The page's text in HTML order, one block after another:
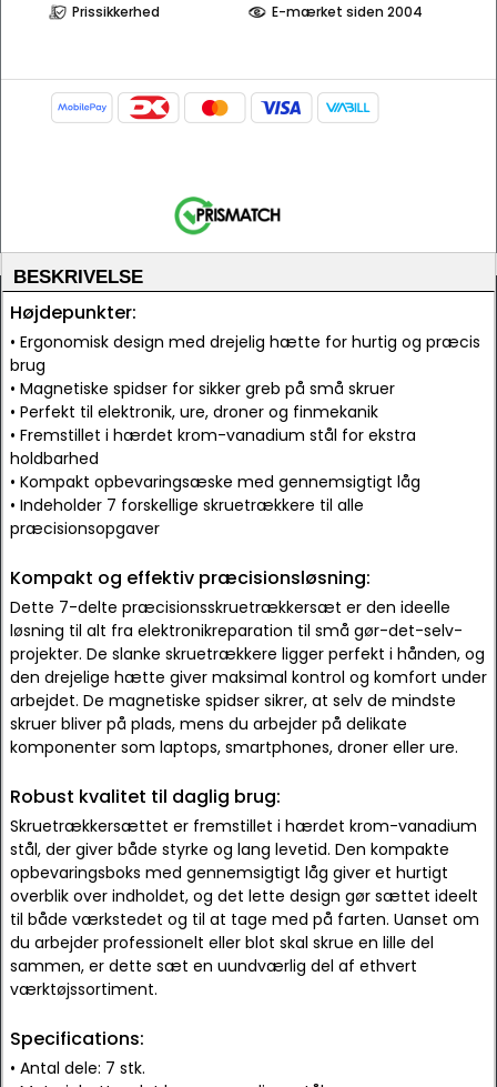
Prissikkerhed
E-mærket siden 2004
BESKRIVELSE
Højdepunkter:
• Ergonomisk design med drejelig hætte for hurtig og præcis
brug
• Magnetiske spidser for sikker greb på små skruer
• Perfekt til elektronik, ure, droner og finmekanik
• Fremstillet i hærdet krom-vanadium stål for ekstra
holdbarhed
• Kompakt opbevaringsæske med gennemsigtigt låg
• Indeholder 7 forskellige skruetrækkere til alle
præcisionsopgaver
Kompakt og effektiv præcisionsløsning:
Dette 7-delte præcisionsskruetrækkersæt er den ideelle
løsning til alt fra elektronikreparation til små gør-det-selv-
projekter. De slanke skruetrækkere ligger perfekt i hånden, og
den drejelige hætte giver maksimal kontrol og komfort under
arbejdet. De magnetiske spidser sikrer, at selv de mindste
skruer bliver på plads, mens du arbejder på delikate
komponenter som laptops, smartphones, droner eller ure.
Robust kvalitet til daglig brug:
Skruetrækkersættet er fremstillet i hærdet krom-vanadium
stål, der giver både styrke og lang levetid. Den kompakte
opbevaringsboks med gennemsigtigt låg giver et hurtigt
overblik over indholdet, og det lette design gør sættet ideelt
til både værkstedet og til at tage med på farten. Uanset om
du arbejder professionelt eller blot skal skrue en lille del
sammen, er dette sæt en uundværlig del af ethvert
værktøjssortiment.
Specifications:
• Antal dele: 7 stk.